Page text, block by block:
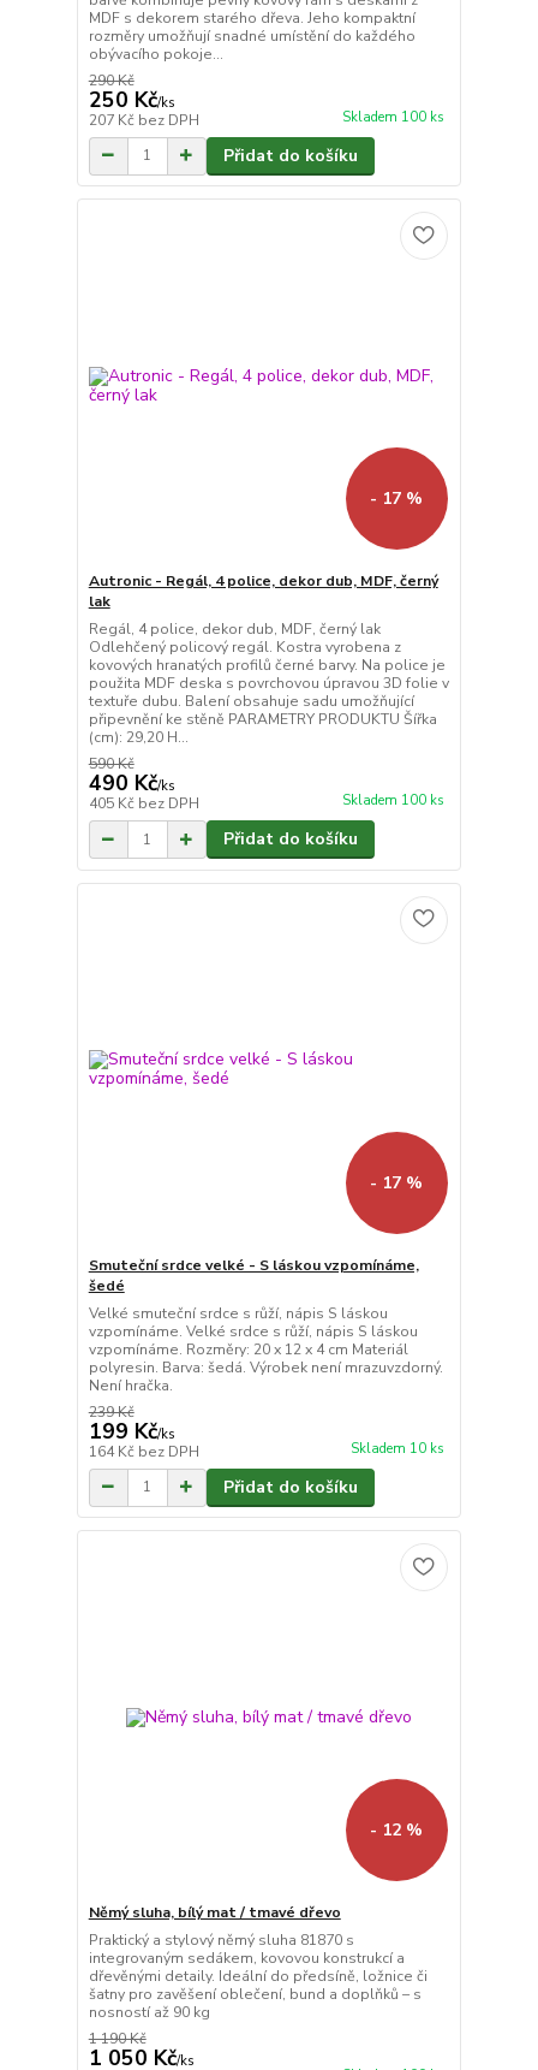
MDF s dekorem starého dřeva. Jeho kompaktní
rozměry umožňují snadné umístění do každého
obývacího pokoje...
290 Kč
250 Kč/ks
207 Kč bez DPH Skladem 100 ks
Přidat do košíku
- 17 %
Autronic - Regál, 4 police, dekor dub, MDF, černý
lak
Regál, 4 police, dekor dub, MDF, černý lak
Odlehčený policový regál. Kostra vyrobena z
kovových hranatých profilů černé barvy. Na police je
použita MDF deska s povrchovou úpravou 3D folie v
textuře dubu. Balení obsahuje sadu umožňující
připevnění ke stěně PARAMETRY PRODUKTU Šířka
(cm): 29,20 H...
590 Kč
490 Kč/ks
405 Kč bez DPH Skladem 100 ks
Přidat do košíku
- 17 %
Smuteční srdce velké - S láskou vzpomínáme,
šedé
Velké smuteční srdce s růží, nápis S láskou
vzpomínáme. Velké srdce s růží, nápis S láskou
vzpomínáme. Rozměry: 20 x 12 x 4 cm Materiál
polyresin. Barva: šedá. Výrobek není mrazuvzdorný.
Není hračka.
239 Kč
199 Kč/ks
164 Kč bez DPH Skladem 10 ks
Přidat do košíku
- 12 %
Němý sluha, bílý mat / tmavé dřevo
Praktický a stylový němý sluha 81870 s
integrovaným sedákem, kovovou konstrukcí a
dřevěnými detaily. Ideální do předsíně, ložnice či
šatny pro zavěšení oblečení, bund a doplňků – s
nosností až 90 kg
1 190 Kč
1 050 Kč/ks